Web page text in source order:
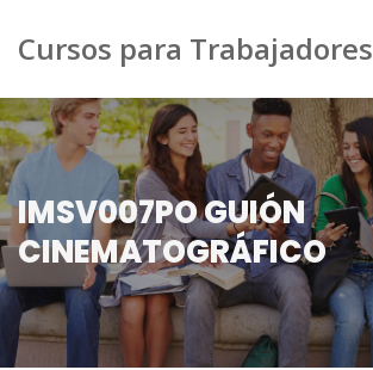
Cursos para Trabajadores
IMSV007PO GUIÓN
CINEMATOGRÁFICO